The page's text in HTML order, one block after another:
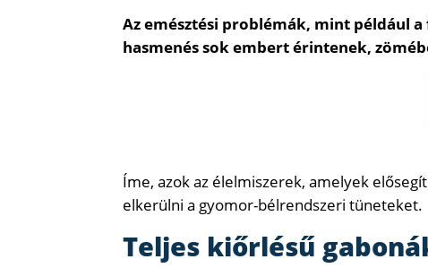
Az emésztési problémák, mint például
hasmenés sok embert érintenek,
Íme, azok az élelmiszerek, amelyek
elkerülni a gyomor-bélrendszeri tüneteket.
Teljes kiőrlésű